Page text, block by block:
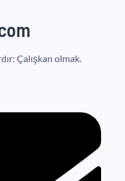
Çalışkan olmak.